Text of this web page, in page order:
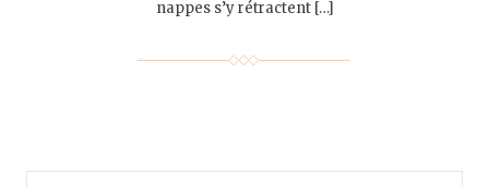
nappes s’y rétractent […]